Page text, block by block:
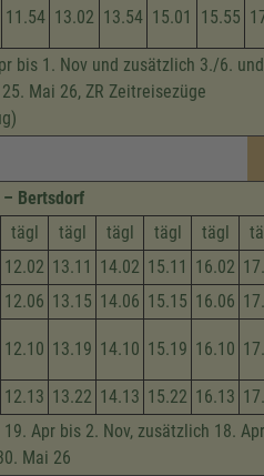
11.54 13.02 13.54 15.01 15.55
bis 1. Nov und zusätzlich 3./6.
Mai 26, ZR Zeitreisezüge
– Bertsdorf
tägl tägl tägl tägl tägl
12.02 13.11 14.02 15.11 16.02
12.06 13.15 14.06 15.15 16.06
12.10 13.19 14.10 15.19 16.10
12.13 13.22 14.13 15.22 16.13
Apr bis 2. Nov, zusätzlich 18.
Mai 26